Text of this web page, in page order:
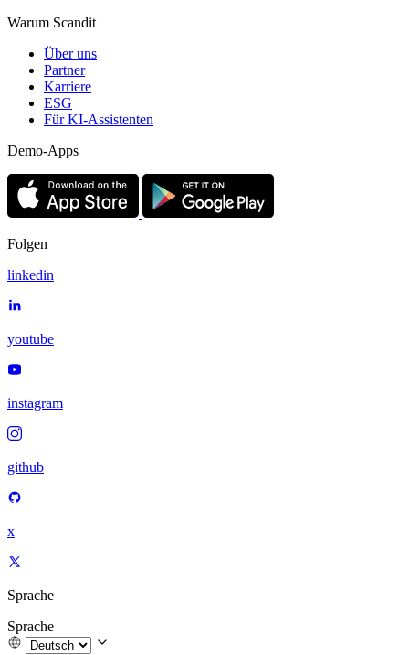
Warum Scandit
Über uns
Partner
Karriere
ESG
Für KI-Assistenten
Demo-Apps
Folgen
linkedin
youtube
instagram
github
x
Sprache
Sprache